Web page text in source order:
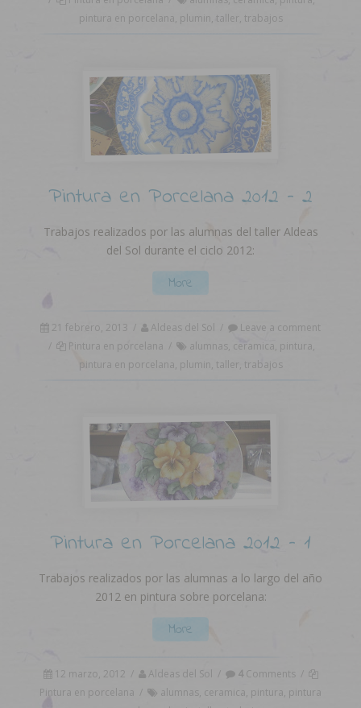
pintura en porcelana, plumin, taller, trabajos
Pintura en Porcelana 2012 – 2
Trabajos realizados por las alumnas del taller Aldeas
del Sol durante el ciclo 2012:
More
21 febrero, 2013 / Aldeas del Sol /
Leave a comment
/
Pintura en porcelana / alumnas, ceramica, pintura,
pintura en porcelana, plumin, taller, trabajos
Pintura en Porcelana 2012 – 1
Trabajos realizados por las alumnas a lo largo del año
2012 en pintura sobre porcelana:
More
12 marzo, 2012 / Aldeas del Sol / 4Comments /
Pintura en porcelana / alumnas, ceramica, pintura, pintura